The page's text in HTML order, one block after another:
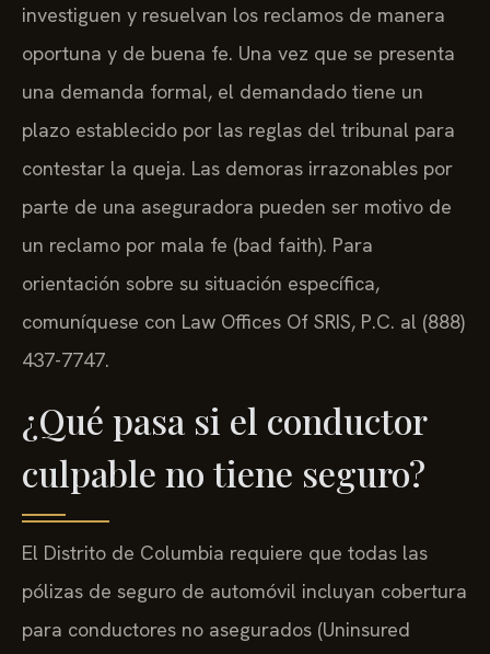
investiguen y resuelvan los reclamos de manera
oportuna y de buena fe. Una vez que se presenta
una demanda formal, el demandado tiene un
plazo establecido por las reglas del tribunal para
contestar la queja. Las demoras irrazonables por
parte de una aseguradora pueden ser motivo de
un reclamo por mala fe (bad faith). Para
orientación sobre su situación específica,
comuníquese con Law Offices Of SRIS, P.C. al (888)
437-7747.
¿Qué pasa si el conductor
culpable no tiene seguro?
El Distrito de Columbia requiere que todas las
pólizas de seguro de automóvil incluyan cobertura
para conductores no asegurados (Uninsured